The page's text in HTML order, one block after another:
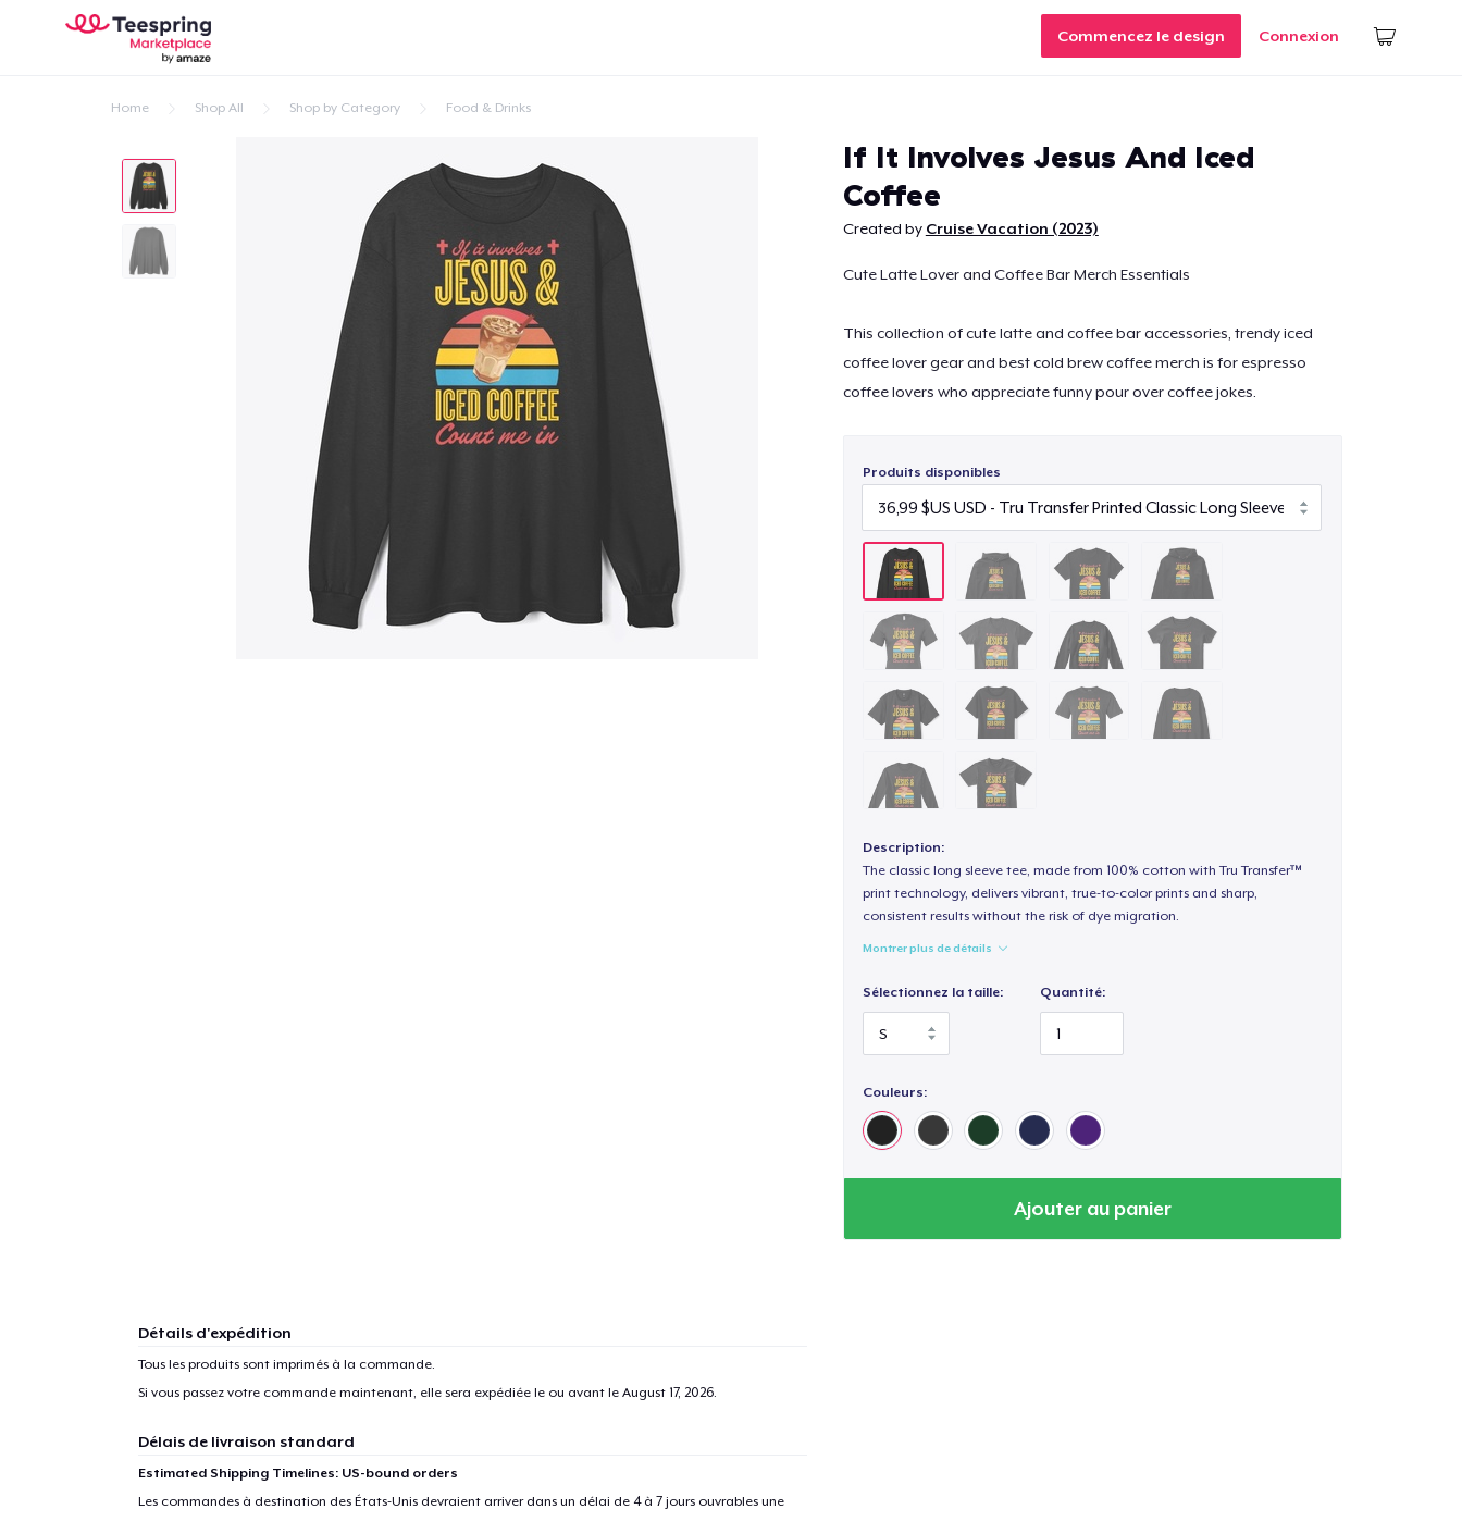
Commencez le design Connexion
Home Shop All Shop by Category Food & Drinks
If It Involves Jesus And Iced
Coffee
Created by Cruise Vacation (2023)
Cute Latte Lover and Coffee Bar Merch Essentials
This collection of cute latte and coffee bar accessories, trendy iced
coffee lover gear and best cold brew coffee merch is for espresso
coffee lovers who appreciate funny pour over coffee jokes.
Produits disponibles
Description:
The classic long sleeve tee, made from 100% cotton with Tru Transfer™
print technology, delivers vibrant, true-to-color prints and sharp,
consistent results without the risk of dye migration.
Montrer plus de détails
Sélectionnez la taille: Quantité:
Couleurs:
Ajouter au panier
Détails d'expédition
Tous les produits sont imprimés à la commande.
Si vous passez votre commande maintenant, elle sera expédiée le ou avant le August 17, 2026.
Délais de livraison standard
Estimated Shipping Timelines: US-bound orders
Les commandes à destination des États-Unis devraient arriver dans un délai de 4 à 7 jours ouvrables une